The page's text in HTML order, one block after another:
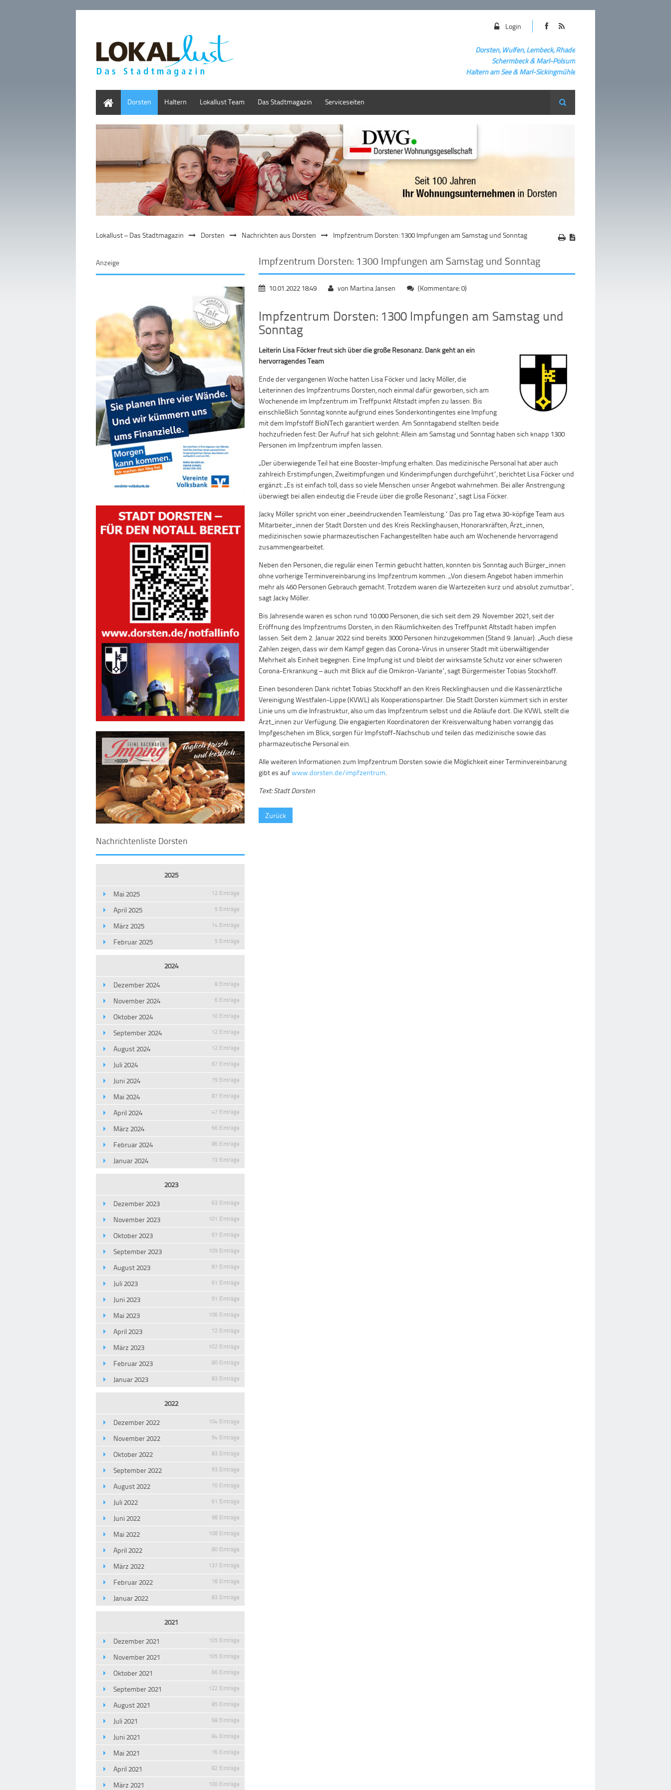
Login
Dorsten, Wulfen, Lembeck, Rhade
Schermbeck& Marl-Polsum
Haltern am See & Marl-Sickingmühle
Dorsten Haltern Lokallust Team Das Stadtmagazin Serviceseiten Suche
Lokallust – Das Stadtmagazin Dorsten Nachrichten aus Dorsten Impfzentrum Dorsten: 1300 Impfungen am Samstag und Sonntag
Impfzentrum Dorsten: 1300 Impfungen am Samstag und Sonntag
10.01.2022 18:49 von Martina Jansen (Kommentare: 0)
Impfzentrum Dorsten: 1300 Impfungen am Samstag und
Sonntag
Leiterin Lisa Föcker freut sich über die große Resonanz. Dank geht an ein
hervorragendes Team
Ende der vergangenen Woche hatten Lisa Föcker und Jacky Möller, die
Leiterinnen des Impfzentrums Dorsten, noch einmal dafür geworben, sich am
Wochenende im Impfzentrum im Treffpunkt Altstadt impfen zu lassen. Bis
einschließlich Sonntag konnte aufgrund eines Sonderkontingentes eine Impfung
mit dem Impfstoff BioNTech garantiert werden. Am Sonntagabend stellten beide
hochzufrieden fest: Der Aufruf hat sich gelohnt: Allein am Samstag und Sonntag haben sich knapp 1300
Personen im Impfzentrum impfen lassen.
„Der überwiegende Teil hat eine Booster-Impfung erhalten. Das medizinische Personal hat aber auch
zahlreich Erstimpfungen, Zweitimpfungen und Kinderimpfungen durchgeführt“, berichtet Lisa Föcker und
ergänzt: „Es ist einfach toll, dass so viele Menschen unser Angebot wahrnehmen. Bei aller Anstrengung
überwiegt bei allen eindeutig die Freude über die große Resonanz“, sagt Lisa Föcker.
Jacky Möller spricht von einer „beeindruckenden Teamleistung.“ Das pro Tag etwa 30-köpfige Team aus
Mitarbeiter_innen der Stadt Dorsten und des Kreis Recklinghausen, Honorarkräften, Ärzt_innen,
medizinischen sowie pharmazeutischen Fachangestellten habe auch am Wochenende hervorragend
zusammengearbeitet.
Neben den Personen, die regulär einen Termin gebucht hatten, konnten bis Sonntag auch Bürger_innen
ohne vorherige Terminvereinbarung ins Impfzentrum kommen. „Von diesem Angebot haben immerhin
mehr als 460 Personen Gebrauch gemacht. Trotzdem waren die Wartezeiten kurz und absolut zumutbar“,
sagt Jacky Möller.
Bis Jahresende waren es schon rund 10.000 Personen, die sich seit dem 29. November 2021, seit der
Eröffnung des Impfzentrums Dorsten, in den Räumlichkeiten des Treffpunkt Altstadt haben impfen
lassen. Seit dem 2. Januar 2022 sind bereits 3000 Personen hinzugekommen (Stand 9. Januar). „Auch diese
Zahlen zeigen, dass wir dem Kampf gegen das Corona-Virus in unserer Stadt mit überwältigender
Mehrheit als Einheit begegnen. Eine Impfung ist und bleibt der wirksamste Schutz vor einer schweren
Corona-Erkrankung – auch mit Blick auf die Omikron-Variante“, sagt Bürgermeister Tobias Stockhoff.
Einen besonderen Dank richtet Tobias Stockhoff an den Kreis Recklinghausen und die Kassenärztliche
Vereinigung Westfalen-Lippe (KVWL) als Kooperationspartner. Die Stadt Dorsten kümmert sich in erster
Linie uns um die Infrastruktur, also um das Impfzentrum selbst und die Abläufe dort. Die KVWL stellt die
Ärzt_innen zur Verfügung. Die engagierten Koordinatoren der Kreisverwaltung haben vorrangig das
Impfgeschehen im Blick, sorgen für Impfstoff-Nachschub und teilen das medizinische sowie das
pharmazeutische Personal ein.
Alle weiteren Informationen zum Impfzentrum Dorsten sowie die Möglichkeit einer Terminvereinbarung
gibt es aufwww.dorsten.de/impfzentrum.
Text: Stadt Dorsten
Zurück
Anzeige
Nachrichtenliste Dorsten
2025
Mai 2025
12 Einträge
April 2025 5 Einträge
März 2025 14 Einträge
Februar 2025 5 Einträge
2024
Dezember 2024
8 Einträge
November 2024 6 Einträge
Oktober 2024 10 Einträge
September 2024 12 Einträge
August 2024 12 Einträge
Juli 2024 67 Einträge
Juni 2024 79 Einträge
Mai 2024 87 Einträge
April 2024 47 Einträge
März 2024 66 Einträge
Februar 2024 86 Einträge
Januar 2024 73 Einträge
2023
Dezember 2023
63 Einträge
November 2023 101 Einträge
Oktober 2023 67 Einträge
September 2023 109 Einträge
August 2023 87 Einträge
Juli 2023 61 Einträge
Juni 2023 91 Einträge
Mai 2023 106 Einträge
April 2023 72 Einträge
März 2023 102 Einträge
Februar 2023 80 Einträge
Januar 2023 83 Einträge
2022
Dezember 2022
104 Einträge
November 2022 94 Einträge
Oktober 2022 83 Einträge
September 2022 93 Einträge
August 2022 70 Einträge
Juli 2022 61 Einträge
Juni 2022 98 Einträge
Mai 2022 108 Einträge
April 2022 80 Einträge
März 2022 137 Einträge
Februar 2022 78 Einträge
Januar 2022 83 Einträge
2021
Dezember 2021
105 Einträge
November 2021 105 Einträge
Oktober 2021 66 Einträge
September 2021 122 Einträge
August 2021 85 Einträge
Juli 2021 68 Einträge
Juni 2021 84 Einträge
Mai 2021 76 Einträge
April 2021 82 Einträge
März 2021 100 Einträge